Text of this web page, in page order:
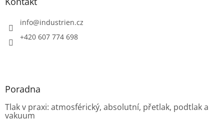
info@industrien.cz
+420 607 774 698
Poradna
Tlak v praxi: atmosférický, absolutní, přetlak, podtlak a
vakuum